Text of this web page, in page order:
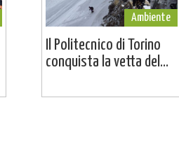
Ambiente
Il Politecnico di Torino
conquista la vetta del...